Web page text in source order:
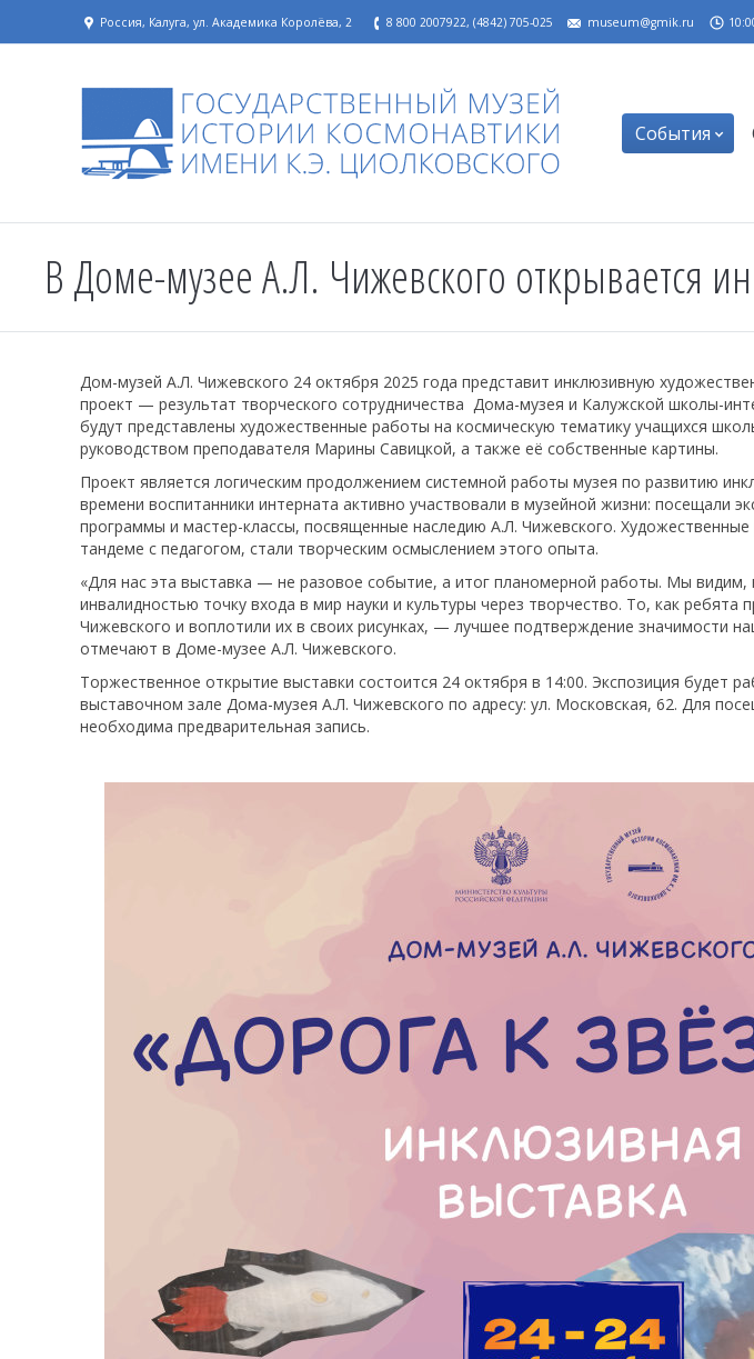
Россия, Калуга, ул. Академика Королёва, 2 8 800 2007922, (4842) 705-025 museum@gmik.ru
События
В Доме-музее А.Л. Чижевского открывается
Дом-музей А.Л. Чижевского 24 октября 2025 года представит инклюзивную
проект — результат творческого сотрудничества Дома-музея и Калужской школы-
будут представлены художественные работы на космическую тематику учащихся
руководством преподавателя Марины Савицкой, а также её собственные картины.
Проект является логическим продолжением системной работы музея по развитию
времени воспитанники интерната активно участвовали в музейной жизни: посещали
программы и мастер-классы, посвященные наследию А.Л. Чижевского.
тандеме с педагогом, стали творческим осмыслением этого опыта.
«Для нас эта выставка — не разовое событие, а итог планомерной работы. Мы видим,
инвалидностью точку входа в мир науки и культуры через творчество. То, как ребята
Чижевского и воплотили их в своих рисунках, — лучшее подтверждение значимости
отмечают в Доме-музее А.Л. Чижевского.
Торжественное открытие выставки состоится 24 октября в 14:00. Экспозиция будет
выставочном зале Дома-музея А.Л. Чижевского по адресу: ул. Московская, 62. Для
необходима предварительная запись.